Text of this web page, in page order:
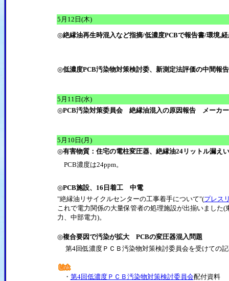
5月12日(木)
◎絶縁油再生時混入など指摘/低濃度PCBで報告書/環境,
◎低濃度PCB汚染物対策検討委、新測定法評価の中間報
5月11日(水)
◎PCB汚染対策委員会 絶縁油混入の原因報告 メーカ
5月10日(月)
◎有害物質：住宅の電柱変圧器、絶縁油24リットル漏え
PCB濃度は24ppm。
◎PCB施設、16日着工 中電
"絶縁油リサイクルセンターの工事着手について"(プレス
これで電力関係の大量保管者の処理施設が出揃いました
力、中部電力)。
◎複合要因で汚染が拡大 PCBの変圧器混入問題
第4回低濃度ＰＣＢ汚染物対策検討委員会を受けての
・ 第4回低濃度ＰＣＢ汚染物対策検討委員会配付資料